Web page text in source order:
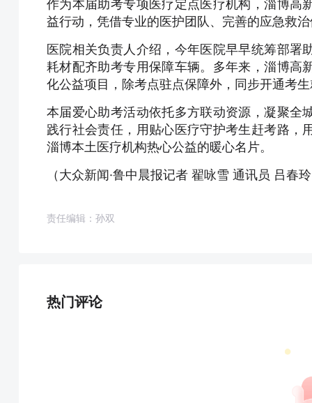
作为本届助考专项医疗定点医疗机构，淄博高
益行动，凭借专业的医护团队、完善的应急救
医院相关负责人介绍，今年医院早早统筹部署
耗材配齐助考专用保障车辆。多年来，淄博高
化公益项目，除考点驻点保障外，同步开通考
本届爱心助考活动依托多方联动资源，凝聚全
践行社会责任，用贴心医疗守护考生赶考路，
淄博本土医疗机构热心公益的暖心名片。
（大众新闻·鲁中晨报记者 翟咏雪 通讯员 吕春
责任编辑：孙双
热门评论